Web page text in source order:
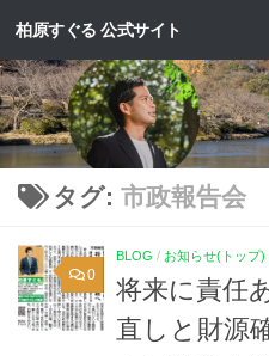
コンテンツへスキップ
柏原すぐる 公式サイト
タグ: 市政報告会
0
BLOG / お知らせ(トップ)
将来に責任
直しと財源